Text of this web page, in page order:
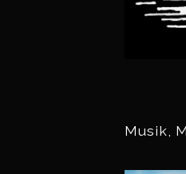
Musik,